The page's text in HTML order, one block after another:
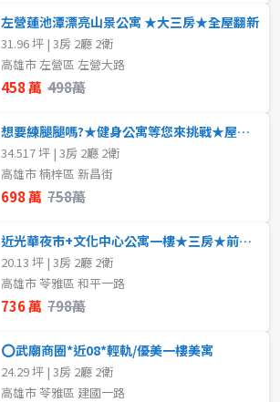
左營蓮池潭漂亮山景公寓 ★大三房★全屋翻新
31.96 坪 | 3房 2廳 2衛
高雄市 左營區 左營大路
458 萬 498萬
想要練腿腿嗎?★健身公寓等您來挑戰★屋況佳格局好
34.517 坪 | 3房 2廳 2衛
高雄市 楠梓區 新昌街
698 萬 758萬
近光華夜市+文化中心公寓一樓★三房★前後大陽台
20.13 坪 | 3房 2廳 2衛
高雄市 苓雅區 和平一路
736 萬 798萬
⭕武廟商圈*近08*輕軌/優美一樓美寓
24.29 坪 | 3房 2廳 2衛
高雄市 苓雅區 建國一路